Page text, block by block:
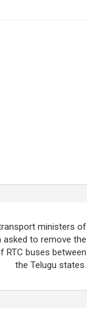
ministers of
asked to remove the
RTC buses between
the Telugu states.